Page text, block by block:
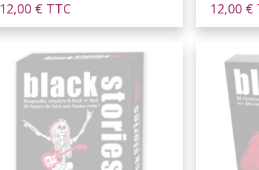
12,00 € TTC 12,00 €